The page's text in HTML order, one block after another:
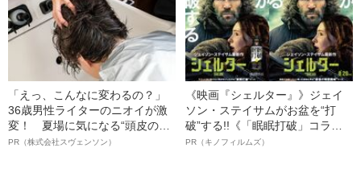
「えっ、こんなに変わるの？」
36歳男性ライターのニオイが激
変！ 夏場に気になる“頭皮のニ
オイ”や“ベタつき”を解消す
PR（株式会社スヴェンソン）
《映画『シェルター』》ジェイ
ソン・ステイサムがお盆を“打
破”する!!《「眠眠打破」コラ
ボ》
PR（キノフィルムズ）